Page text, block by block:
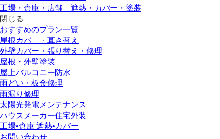
工場・倉庫・店舗 遮熱・カバー・塗装
閉じる
おすすめのプラン一覧
屋根カバー・葺き替え
外壁カバー・張り替え・修理
屋根・外壁塗装
屋上バルコニー防水
雨どい・板金修理
雨漏り修理
太陽光発電メンテナンス
ハウスメーカー住宅外装
工場•倉庫 遮熱•カバー
お問い合わせ